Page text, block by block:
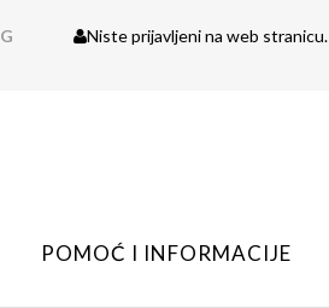
Niste prijavljeni na web stranicu.
POMOĆ I INFORMACIJE